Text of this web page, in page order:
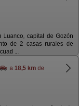
capital de Gozón
de 2 casas rurales de
...
a 18,5 km de